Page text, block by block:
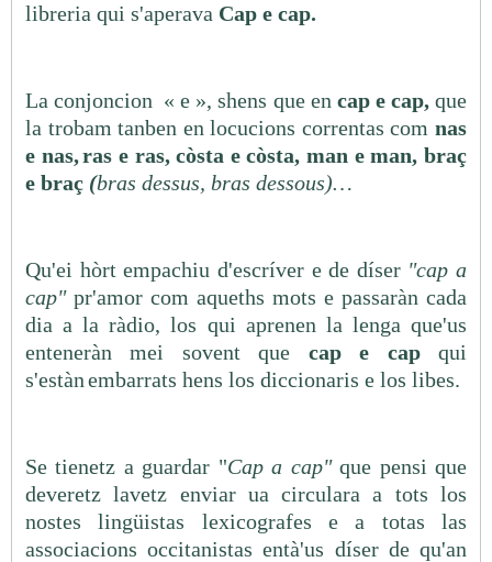
libreria qui s'aperava Cap e cap.
La conjoncion « e », shens que en cap e cap,que
la trobam tanben en locucions correntas com nas
e nas,ras e ras, còsta e còsta, man e man, braç
e braç (bras dessus, bras dessous)…
Qu'ei hòrt empachiu d'escríver e de díser "cap a
cap"pr'amor com aqueths mots e passaràn cada
dia a la ràdio, los qui aprenen la lenga que'us
enteneràn mei sovent que cap e capqui
s'estànembarrats hens los diccionaris e los libes.
Se tienetz a guardar "Cap a cap"que pensi que
deveretz lavetz enviar ua circulara a tots los
nostes lingüistas lexicografes e a totas las
associacions occitanistas entà'us díser de qu'an